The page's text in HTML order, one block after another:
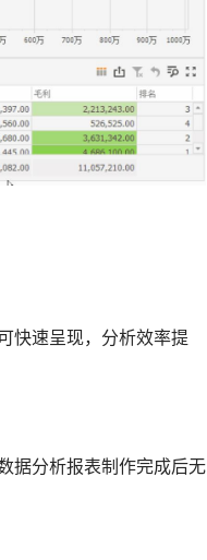
快速呈现，分析效率提
据分析报表制作完成后无